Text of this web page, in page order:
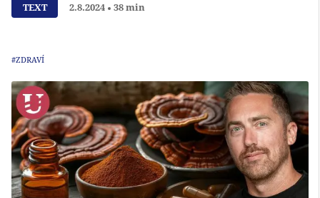
TEXT 2.8.2024 38 min
#ZDRAVÍ